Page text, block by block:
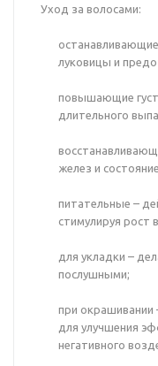
Уход за волосами:
луковицы и
повышающие
длительного
желез и
питательные –
стимулируя рост
для укладки –
послушными;
при окрашивании
для улучшения
негативного